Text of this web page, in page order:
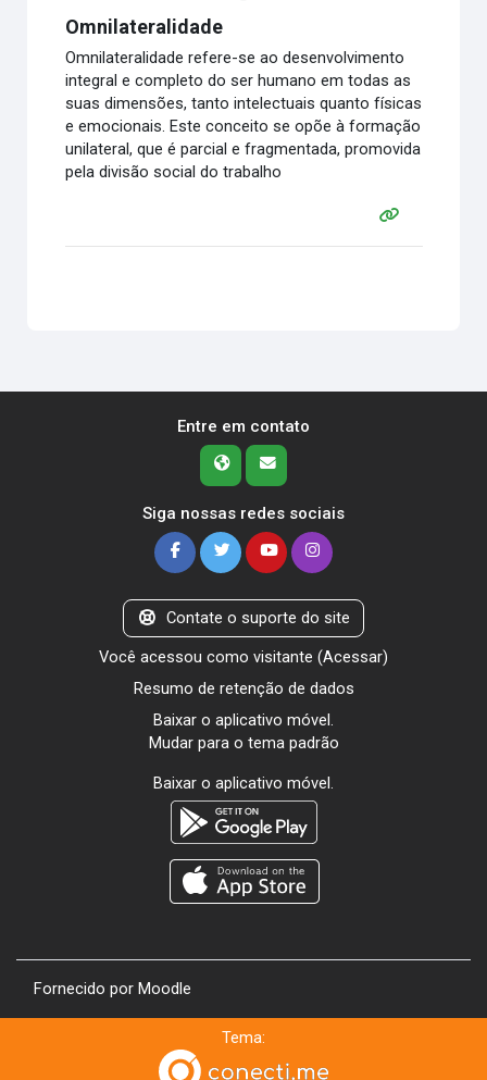
Omnilateralidade
Omnilateralidade refere-se ao desenvolvimento
integral e completo do ser humano em todas as
suas dimensões, tanto intelectuais quanto físicas
e emocionais. Este conceito se opõe à formação
unilateral, que é parcial e fragmentada, promovida
pela divisão social do trabalho
Entre em contato
Siga nossas redes sociais
Contate o suporte do site
Você acessou como visitante (Acessar)
Resumo de retenção de dados
Baixar o aplicativo móvel.
Mudar para o tema padrão
Baixar o aplicativo móvel.
Fornecido por Moodle
Tema: